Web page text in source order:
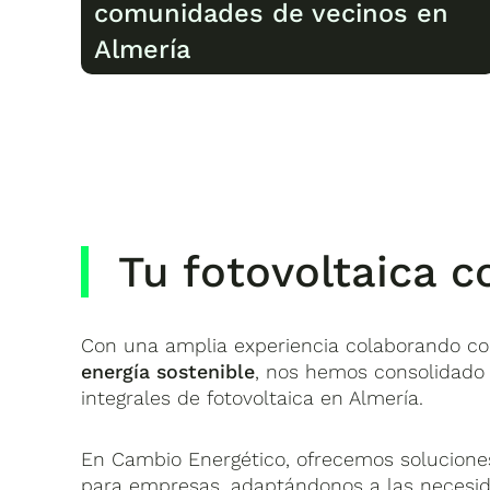
comunidades de vecinos en
Almería
Tu fotovoltaica
Con una amplia experiencia colaborando
energía sostenible, nos hemos
integrales de fotovoltaica en Almería.
En Cambio Energético, ofrecemos